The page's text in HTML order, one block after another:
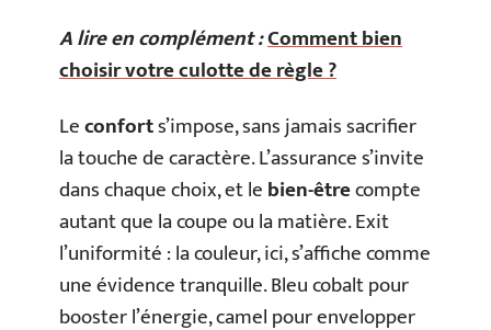
A lire en complément :Comment bien
choisir votre culotte de règle ?
Leconforts’impose, sans jamais sacrifier
la touche de caractère. L’assurance s’invite
dans chaque choix, et lebien-êtrecompte
autant que la coupe ou la matière. Exit
l’uniformité : la couleur, ici, s’affiche comme
une évidence tranquille. Bleu cobalt pour
booster l’énergie, camel pour envelopper